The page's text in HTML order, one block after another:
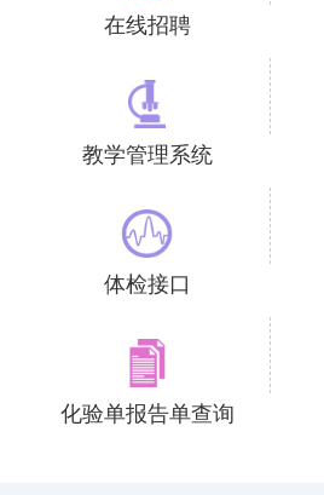
在线招聘
教学管理系统
体检接口
化验单报告单查询